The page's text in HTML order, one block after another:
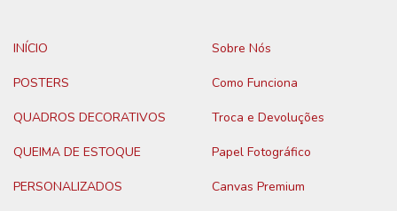
INÍCIO
POSTERS
QUADROS DECORATIVOS
QUEIMA DE ESTOQUE
PERSONALIZADOS
Sobre Nós
Como Funciona
Troca e Devoluções
Papel Fotográfico
Canvas Premium